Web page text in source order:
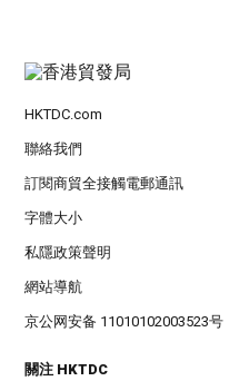
HKTDC.com
聯絡我們
訂閱商貿全接觸電郵通訊
字體大小
私隱政策聲明
網站導航
京公网安备 11010102003523号
關注 HKTDC